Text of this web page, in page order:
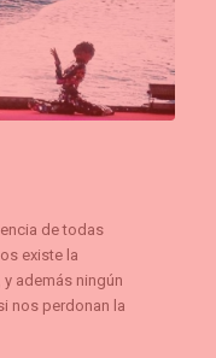
de todas
existe la
además ningún
nos perdonan la